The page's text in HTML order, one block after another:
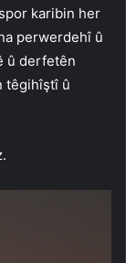
karibin her
perwerdehî û
û derfetên
têgihîştî û